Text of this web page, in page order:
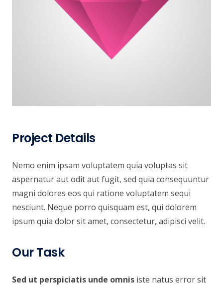
Project Details
Nemo enim ipsam voluptatem quia voluptas sit
aspernatur aut odit aut fugit, sed quia consequuntur
magni dolores eos qui ratione voluptatem sequi
nesciunt. Neque porro quisquam est, qui dolorem
ipsum quia dolor sit amet, consectetur, adipisci velit.
Our Task
Sed ut perspiciatis unde omnis iste natus error sit